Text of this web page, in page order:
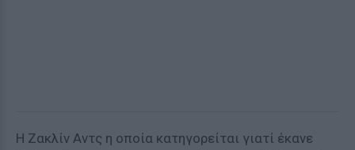
Η Zακλίν Αντς η οποία κατηγορείται γιατί έκανε